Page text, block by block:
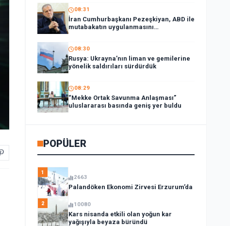
08:31
İran Cumhurbaşkanı Pezeşkiyan, ABD ile
mutabakatın uygulanmasını
desteklediklerini söyledi:
08:30
Rusya: Ukrayna’nın liman ve gemilerine
yönelik saldırıları sürdürdük
08:29
“Mekke Ortak Savunma Anlaşması”
uluslararası basında geniş yer buldu
POPÜLER
1
2663
Palandöken Ekonomi Zirvesi Erzurum’da
2 10080
Kars nisanda etkili olan yoğun kar
yağışıyla beyaza büründü